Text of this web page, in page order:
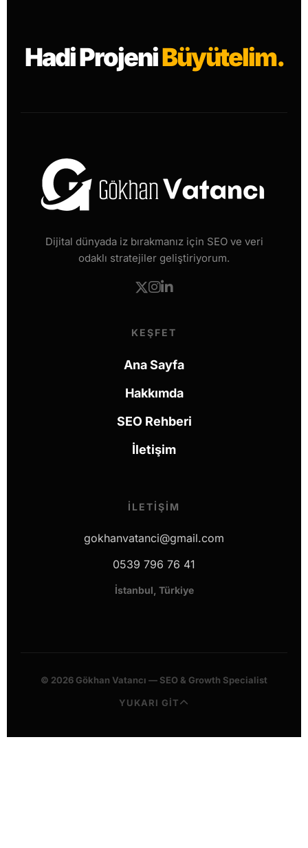
Hadi ProjeniBüyütelim.
Dijital dünyada iz bırakmanız için SEO ve veri
odaklı stratejiler geliştiriyorum.
KEŞFET
Ana Sayfa
Hakkımda
SEO Rehberi
İletişim
İLETIŞIM
gokhanvatanci@gmail.com
0539 796 76 41
İstanbul, Türkiye
© 2026 Gökhan Vatancı — SEO & Growth Specialist
YUKARI GİT